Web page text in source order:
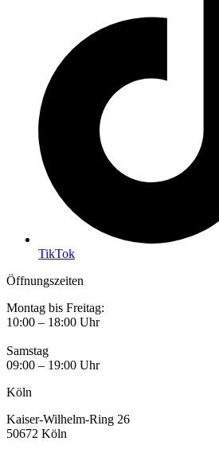
TikTok
Öffnungszeiten
Montag bis Freitag:
10:00 – 18:00 Uhr
Samstag
09:00 – 19:00 Uhr
Köln
Kaiser-Wilhelm-Ring 26
50672 Köln